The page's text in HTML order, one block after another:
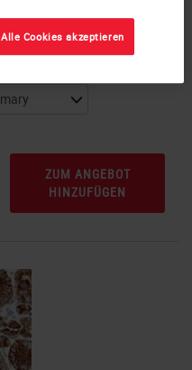
ZUM ANGEBOT
HINZUFÜGEN
Alle Cookies akzeptieren